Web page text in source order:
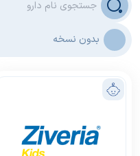
بدون نسخه